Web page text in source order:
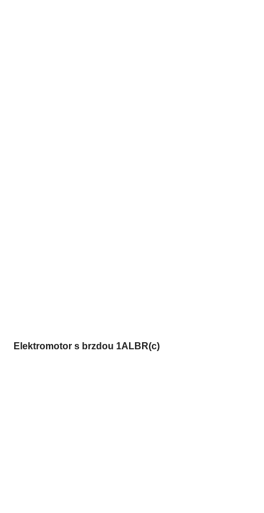
Elektromotor s brzdou 1ALBR(c)